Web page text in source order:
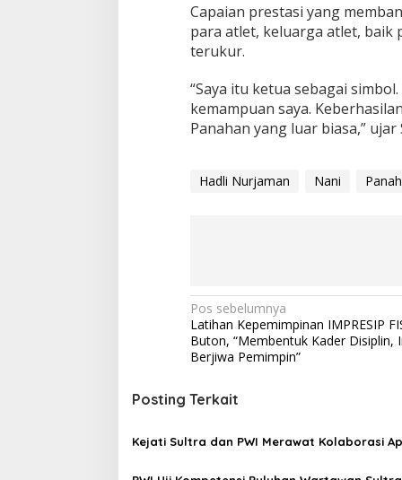
Capaian prestasi yang
para atlet, keluarga atlet, baik
terukur.
“Saya itu ketua sebagai
kemampuan saya.
Panahan yang luar biasa,”
Hadli Nurjaman Nani
N
a
v
i
g
a
Pos sebelumnya
Latihan Kepemimpinan IMPRESIP
Buton, “Membentuk Kader Disiplin,
Berjiwa Pemimpin”
Posting Terkait
Kejati Sultra dan PWI Merawat Kolaborasi